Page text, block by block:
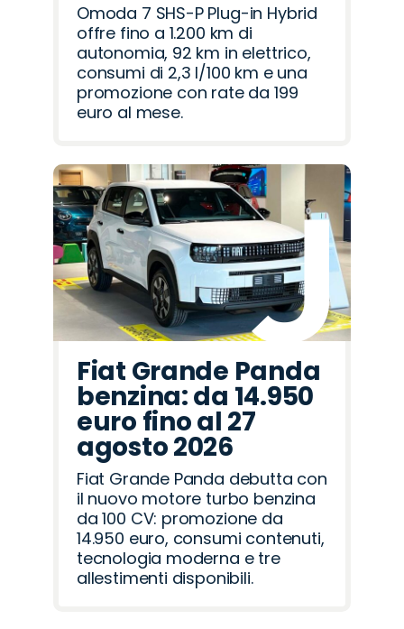
Omoda 7 SHS-P Plug-in Hybrid
offre fino a 1.200 km di
autonomia, 92 km in elettrico,
consumi di 2,3 l/100 km e una
promozione con rate da 199
euro al mese.
Fiat Grande Panda
benzina: da 14.950
euro fino al 27
agosto 2026
Fiat Grande Panda debutta con
il nuovo motore turbo benzina
da 100 CV: promozione da
14.950 euro, consumi contenuti,
tecnologia moderna e tre
allestimenti disponibili.